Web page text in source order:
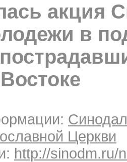
акция
в
Церкви
http://sinodm.ru/